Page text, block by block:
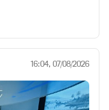
16:04, 07/08/2026